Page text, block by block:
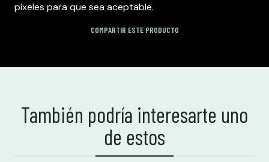
pixeles para que sea aceptable.
COMPARTIR ESTE PRODUCTO
También podría interesarte uno
de estos